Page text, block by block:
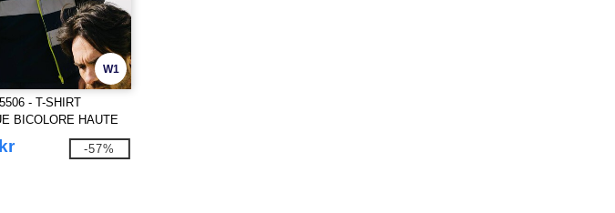
W1
- T-SHIRT
BICOLORE HAUTE
-57%